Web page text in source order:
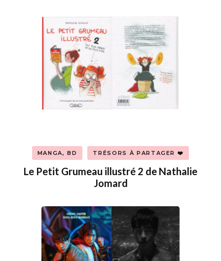
MANGA, BD TRÉSORS À PARTAGER ❤️
Le Petit Grumeau illustré 2 de Nathalie
Jomard